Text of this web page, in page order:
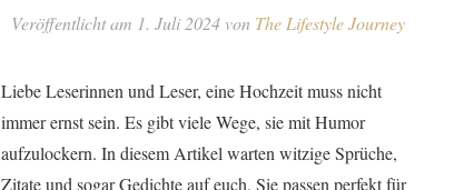
Veröffentlicht am 1. Juli 2024 von The Lifestyle Journey
Liebe Leserinnen und Leser, eine Hochzeit muss nicht
immer ernst sein. Es gibt viele Wege, sie mit Humor
aufzulockern. In diesem Artikel warten witzige Sprüche,
Zitate und sogar Gedichte auf euch. Sie passen perfekt für